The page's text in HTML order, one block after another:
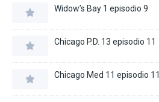
Widow’s Bay 1 episodio 9
Chicago P.D. 13 episodio 11
Chicago Med 11 episodio 11